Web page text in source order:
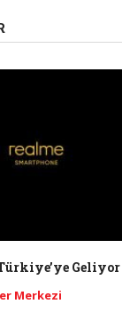
Geliyor
Merkezi